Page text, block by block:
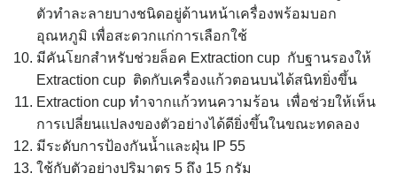
ตัวทำละลายบางชนิดอยู่ด้านหน้าเครื่องพร้อมบอก
อุณหภูมิ เพื่อสะดวกแก่การเลือกใช้
มีคันโยกสำหรับช่วยล็อค Extraction cup กับฐานรองให้
Extraction cup ติดกับเครื่องแก้วตอนบนได้สนิทยิ่งขึ้น
Extraction cup ทำจากแก้วทนความร้อน เพื่อช่วยให้เห็น
การเปลี่ยนแปลงของตัวอย่างได้ดียิ่งขึ้นในขณะทดลอง
มีระดับการป้องกันน้ำและฝุ่น IP 55
ใช้กับตัวอย่างปริมาตร 5 ถึง 15 กรัม